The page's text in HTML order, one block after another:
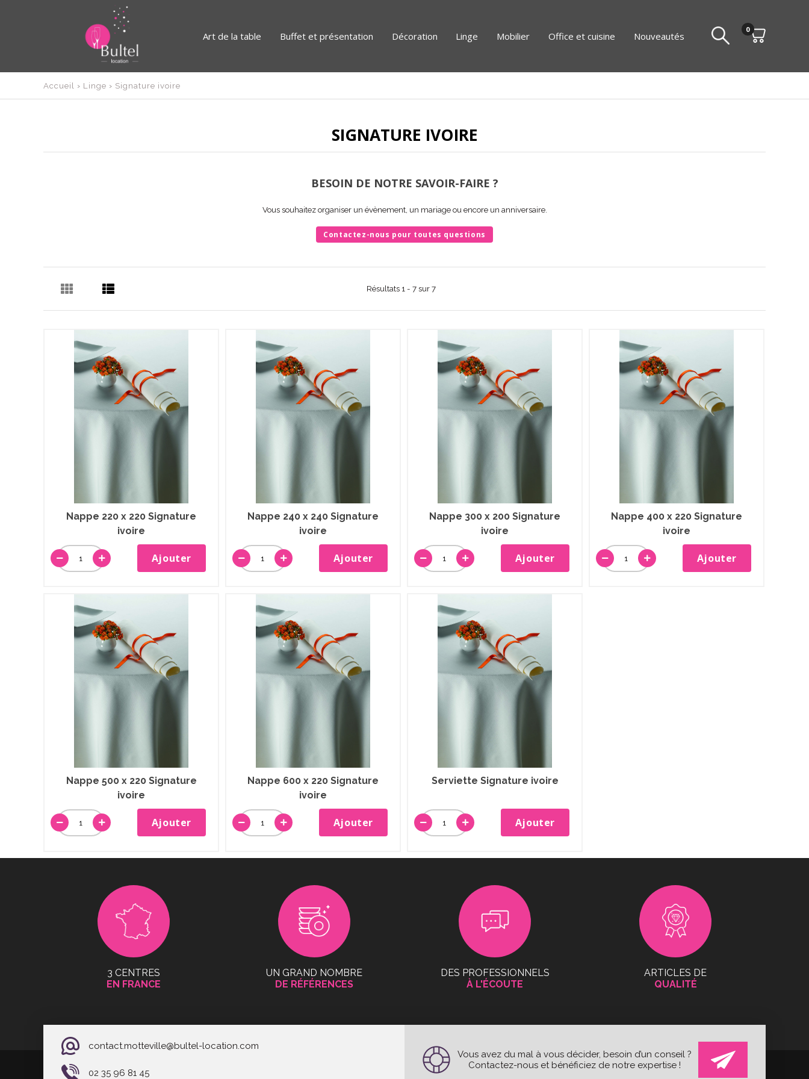
Art de la table Buffet et présentation Décoration Linge Mobilier Office et cuisine Nouveautés
0
Accueil › Linge › Signature ivoire
SIGNATURE IVOIRE
BESOIN DE NOTRE SAVOIR-FAIRE ?
Vous souhaitez organiser un évènement, un mariage ou encore un anniversaire.
Contactez-nous pour toutes questions
Résultats 1 - 7 sur 7
Nappe 220 x 220 Signature
ivoire
Ajouter
Nappe 240 x 240 Signature
ivoire
Ajouter
Nappe 300 x 200 Signature
ivoire
Ajouter
Nappe 400 x 220 Signature
ivoire
Ajouter
Nappe 500 x 220 Signature
ivoire
Ajouter
Nappe 600 x 220 Signature
ivoire
Ajouter
Serviette Signature ivoire
Ajouter
3 CENTRES
EN FRANCE
UN GRAND NOMBRE
DE RÉFÉRENCES
DES PROFESSIONNELS
À L'ÉCOUTE
ARTICLES DE
QUALITÉ
contact.motteville@bultel-location.com
02 35 96 81 45
Vous avez du mal à vous décider, besoin d’un conseil ?
Contactez-nous et bénéficiez de notre expertise !